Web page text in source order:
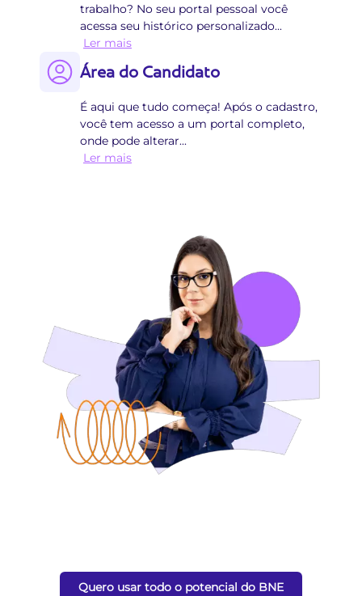
trabalho? No seu portal pessoal você
acessa seu histórico personalizado...
Ler mais
Área do Candidato
É aqui que tudo começa! Após o cadastro,
você tem acesso a um portal completo,
onde pode alterar...
Ler mais
Quero usar todo o potencial do BNE